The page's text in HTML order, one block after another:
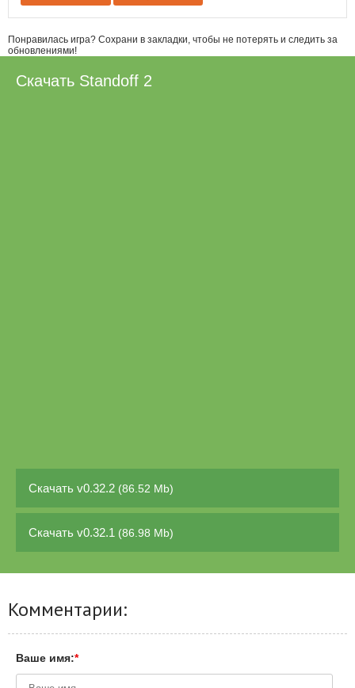
Понравилась игра? Сохрани в закладки, чтобы не потерять и следить за
обновлениями!
Скачать Standoff 2
Скачать v0.32.2 (86.52 Mb)
Скачать v0.32.1 (86.98 Mb)
Комментарии:
Ваше имя:*